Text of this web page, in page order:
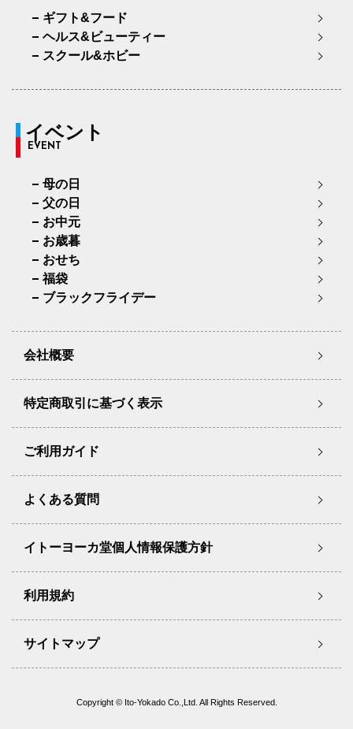
ギフト&フード
ヘルス&ビューティー
スクール&ホビー
イベント
EVENT
母の日
父の日
お中元
お歳暮
おせち
福袋
ブラックフライデー
会社概要
特定商取引に基づく表示
ご利用ガイド
よくある質問
イトーヨーカ堂個人情報保護方針
利用規約
サイトマップ
Copyright © Ito-Yokado Co.,Ltd. All Rights Reserved.